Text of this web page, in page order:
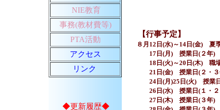
NIE教育
事務(教材費等)
PTA活動
アクセス
リンク
◆更新履歴◆
【行事予定】
８月12日(水)～14日(金)
17日(月) 授業日(２年)
18日(火)～20日(木) 職
21日(金) 授業日(２・
24日(月)25日(火) 授業
26日(水) 授業日(１・
27日(木) 授業日(３年)